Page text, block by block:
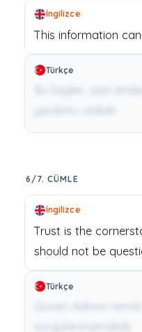
İngilizce
This information can
Türkçe
6/7. CÜMLE
İngilizce
Trust is the
should not be
Türkçe